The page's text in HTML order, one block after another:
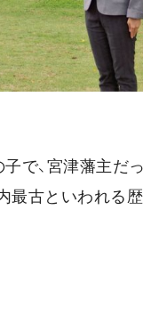
で、宮津藩主
古といわれる